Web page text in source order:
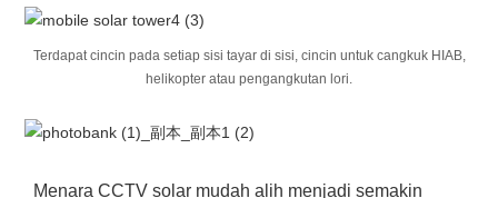
Terdapat cincin pada setiap sisi tayar di sisi, cincin untuk cangkuk HIAB,
helikopter atau pengangkutan lori.
Menara CCTV solar mudah alih menjadi semakin